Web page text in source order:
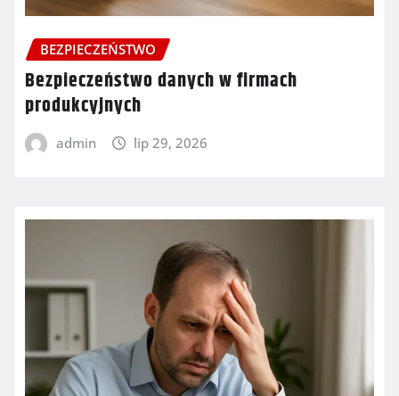
BEZPIECZEŃSTWO
Bezpieczeństwo danych w firmach
produkcyjnych
admin lip 29, 2026